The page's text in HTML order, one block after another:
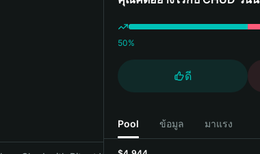
50%
ดี
Pool ข้อมูล มาแรง